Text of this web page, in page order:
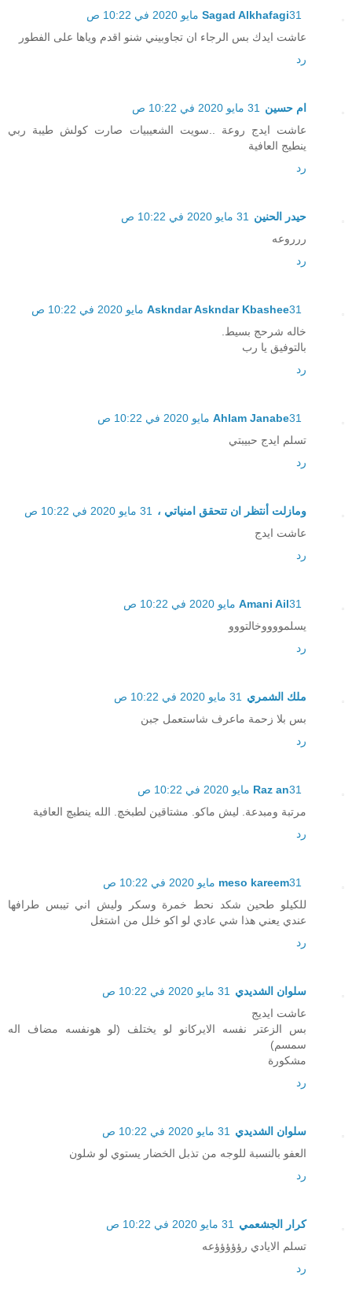
Sagad Alkhafagi31 مايو 2020 في 10:22 ص
عاشت ايدك بس الرجاء ان تجاوبيني شنو اقدم وياها على الفطور
رد
ام حسين
31 مايو 2020 في 10:22 ص
عاشت ايدج روعة ..سويت الشعيبيات صارت كولش طيبة ربي
ينطيج العافية
رد
حيدر الحنين
31 مايو 2020 في 10:22 ص
ررروعه
رد
Askndar Askndar Kbashee31 مايو 2020 في 10:22 ص
خاله شرحج بسيط.
بالتوفيق يا رب
رد
Ahlam Janabe31 مايو 2020 في 10:22 ص
تسلم ايدج حبيبتي
رد
ومازلت أنتظر ان تتحقق امنياتي ،
31 مايو 2020 في 10:22 ص
عاشت ايدج
رد
Amani Ail31 مايو 2020 في 10:22 ص
يسلمووووخالتووو
رد
ملك الشمري
31 مايو 2020 في 10:22 ص
بس بلا زحمة ماعرف شاستعمل جبن
رد
Raz an31 مايو 2020 في 10:22 ص
مرتبة ومبدعة. ليش ماكو. مشتاقين لطبخچ. الله ينطيچ العافية
رد
meso kareem31 مايو 2020 في 10:22 ص
للكيلو طحين شكد نحط خمرة وسكر وليش اني تيبس طرافها
عندي يعني هذا شي عادي لو اكو خلل من اشتغل
رد
سلوان الشديدي
31 مايو 2020 في 10:22 ص
عاشت ايديج
بس الزعتر نفسه الايركانو لو يختلف (لو هونفسه مضاف اله
سمسم)
مشكورة
رد
سلوان الشديدي
31 مايو 2020 في 10:22 ص
العفو بالنسبة للوجه من تذبل الخضار يستوي لو شلون
رد
كرار الجشعمي
31 مايو 2020 في 10:22 ص
تسلم الايادي رؤؤؤؤؤعه
رد